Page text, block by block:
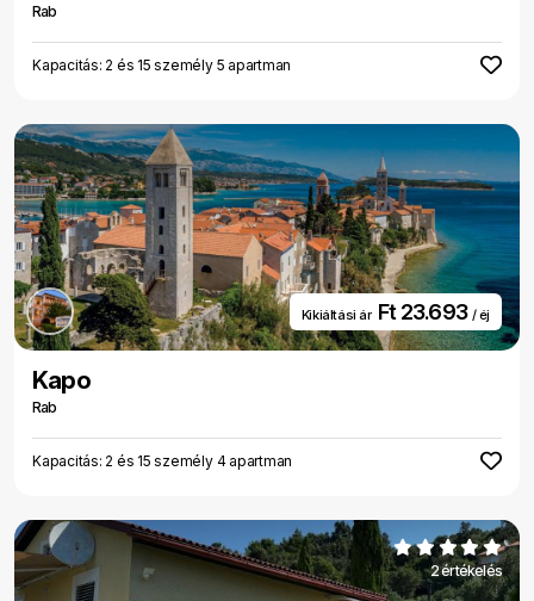
Rab
Kapacitás: 2 és 15 személy 5 apartman
Kikiáltási ár Ft 23.693 / éj
Kapo
Rab
Kapacitás: 2 és 15 személy 4 apartman
2 értékelés